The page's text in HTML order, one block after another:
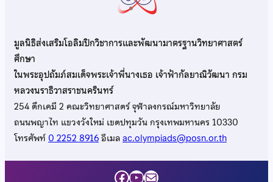
มูลนิธิส่งเสริมโอลิมปิกวิชาการและพัฒนามาตรฐานวิทยาศาสตร์
ศึกษา
ในพระอุปถัมภ์สมเด็จพระเจ้าพี่นางเธอ เจ้าฟ้ากัลยาณิวัฒนา กรม
หลวงนราธิวาสราชนครินทร์
254 ตึกเคมี 2 คณะวิทยาศาสตร์ จุฬาลงกรณ์มหาวิทยาลัย
ถนนพญาไท แขวงวังใหม่ เขตปทุมวัน กรุงเทพมหานคร 10330
โทรศัพท์0 2252 8916อีเมลac.olympiads@posn.or.th
Facebook
YouTube
Mail